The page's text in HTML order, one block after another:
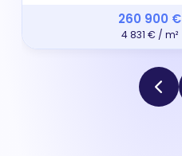
260 900 €
4 831 € / m²